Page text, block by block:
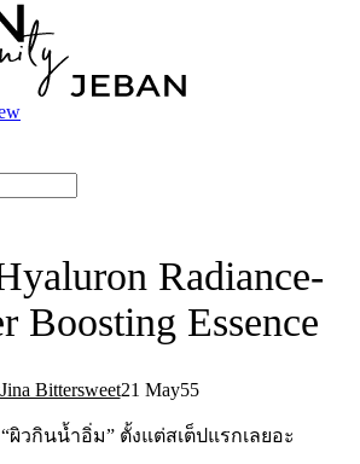
Radiance-
Boosting Essence
Jina Bittersweet21 May55
วกินน้ำอิ่ม” ตั้งแต่สเต็ปแรกเลยอะ